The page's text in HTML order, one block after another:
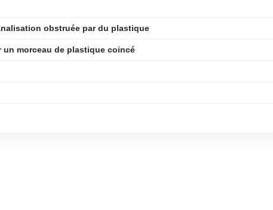
obstruée par du plastique
morceau de plastique coincé